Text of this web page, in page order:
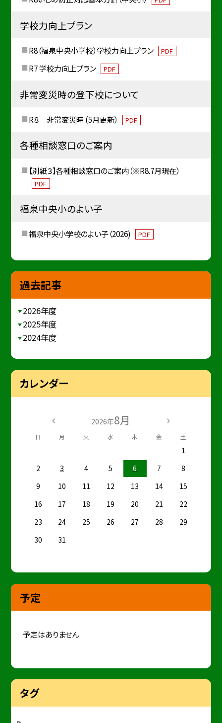
学校力向上プラン
R8（福泉中央小学校）学校力向上プラン PDF
R7 学校力向上プラン PDF
非常変災時の登下校について
R８ 非常変災時 (5月更新） PDF
各種相談窓口のご案内
【別紙３】各種相談窓口のご案内（※R8.7月現在）
PDF
福泉中央小のよい子
福泉中央小学校のよい子（2026) PDF
過去記事
2026年度
2025年度
2024年度
カレンダー
2026年8月
日 月 火 水 木 金 土
1
2
3 4 5 6 7
8
9
10 11 12 13 14
15
16
17 18 19 20 21
22
23
24 25 26 27 28
29
30
31
予定
予定はありません
タグ